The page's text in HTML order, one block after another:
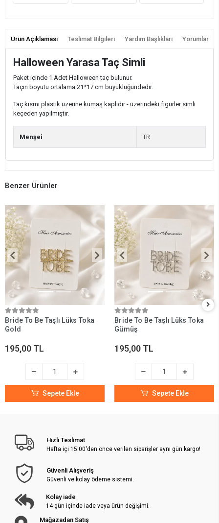
Ürün Açıklaması Teslimat Bilgileri Yardım Başlıkları Yorumlar
Halloween Yarasa Taç Simli
Paket içinde 1 Adet Halloween taç bulunur.
Taçın boyutu ortalama 21*17 cm büyüklüğündedir.
Taç kısmı plastik üzerine kumaş kaplıdır - üzerindeki figürler simli
keçeden yapılmıştır.
Menşei TR
Benzer Ürünler
Bride To Be Taşlı Lüks Toka
Gold
195,00 TL
Sepete Ekle
Bride To Be Taşlı Lüks Toka
Gümüş
195,00 TL
Sepete Ekle
Hızlı Teslimat
Hafta içi 15:00'den önce verilen siparişler aynı gün kargo!
Güvenli Alışveriş
Güvenli ve kolay ödeme sistemi.
Kolay iade
14 gün içinde iade veya ürün değişimi.
Mağazadan Satış